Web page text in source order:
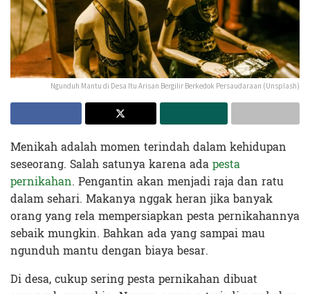
Ngunduh Mantu di Desa Itu Arisan Bergilir Berkedok Persaudaraan (Unsplash)
Menikah adalah momen terindah dalam kehidupan
seseorang. Salah satunya karena adapesta
pernikahan. Pengantin akan menjadi raja dan ratu
dalam sehari. Makanya nggak heran jika banyak
orang yang rela mempersiapkan pesta pernikahannya
sebaik mungkin. Bahkan ada yang sampai mau
ngunduh mantu dengan biaya besar.
Di desa, cukup sering pesta pernikahan dibuat